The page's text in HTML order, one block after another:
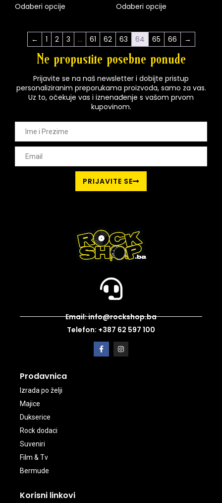
Odaberi opcije Odaberi opcije
← 1 2 3 … 61 62 63 64 65 66 →
Ne propustite posebne ponude
Prijavite se na naš newsletter i dobijte pristup
personaliziranim preporukama proizvoda, samo za vas.
Uz to, očekuje vas i iznenađenje s vašom prvom
kupovinom.
PRIJAVITE SE
Email: info@rockshop.ba
Telefon: +387 62 597 100
Prodavnica
Izrada po želji
Majice
Dukserice
Rock dodaci
Suveniri
Film & Tv
Bermude
Korisni linkovi